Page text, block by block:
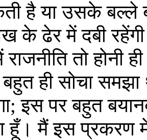
है या उसके
के ढेर में दबी
तो होनी
ही सोचा
इस पर बहुत
हूँ। मैं इस प्रकरण में